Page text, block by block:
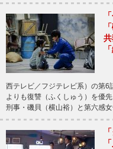
西テレビ／フジテレビ系）の第
よりも復讐（ふくしゅう）を優
刑事・磯貝（横山裕）と第六感